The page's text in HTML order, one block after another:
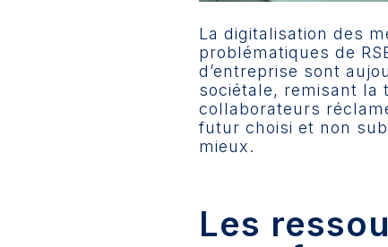
La digitalisation des
problématiques de
d’entreprise sont
sociétale, remisant la
collaborateurs
futur choisi et non
mieux.
Les